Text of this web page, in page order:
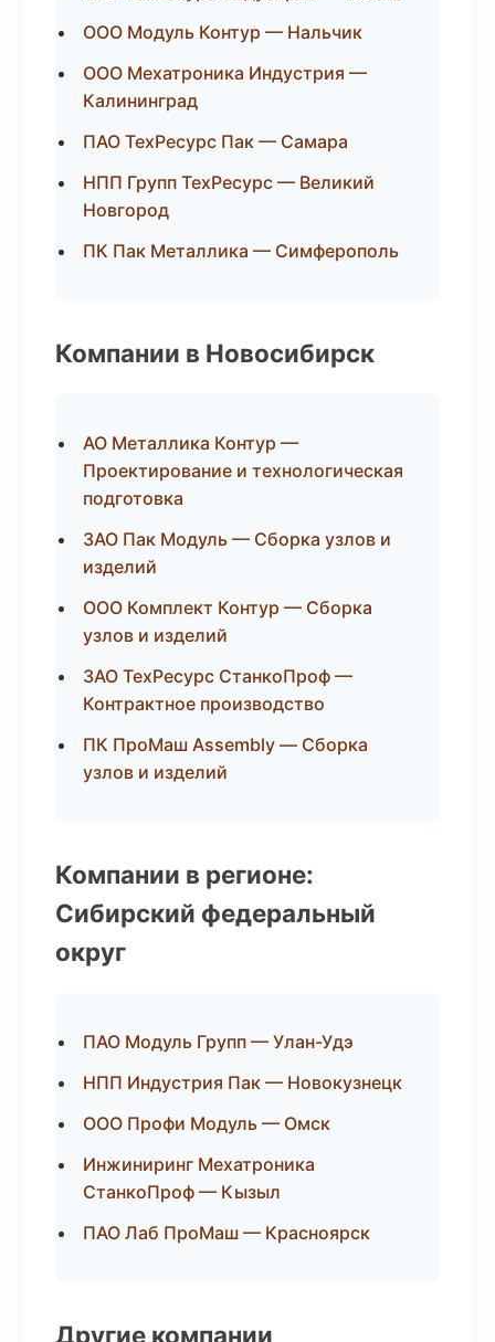
ООО Модуль Контур — Нальчик
ООО Мехатроника Индустрия —
Калининград
ПАО ТехРесурс Пак — Самара
НПП Групп ТехРесурс — Великий
Новгород
ПК Пак Металлика — Симферополь
Компании в Новосибирск
АО Металлика Контур —
Проектирование и технологическая
подготовка
ЗАО Пак Модуль — Сборка узлов и
изделий
ООО Комплект Контур — Сборка
узлов и изделий
ЗАО ТехРесурс СтанкоПроф —
Контрактное производство
ПК ПроМаш Assembly — Сборка
узлов и изделий
Компании в регионе:
Сибирский федеральный
округ
ПАО Модуль Групп — Улан-Удэ
НПП Индустрия Пак — Новокузнецк
ООО Профи Модуль — Омск
Инжиниринг Мехатроника
СтанкоПроф — Кызыл
ПАО Лаб ПроМаш — Красноярск
Другие компании